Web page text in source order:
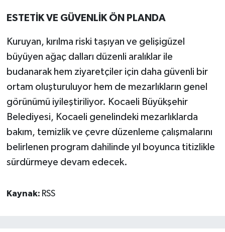
ESTETİK VE GÜVENLİK ÖN PLANDA
Kuruyan, kırılma riski taşıyan ve gelişigüzel
büyüyen ağaç dalları düzenli aralıklar ile
budanarak hem ziyaretçiler için daha güvenli bir
ortam oluşturuluyor hem de mezarlıkların genel
görünümü iyileştiriliyor. Kocaeli Büyükşehir
Belediyesi, Kocaeli genelindeki mezarlıklarda
bakım, temizlik ve çevre düzenleme çalışmalarını
belirlenen program dahilinde yıl boyunca titizlikle
sürdürmeye devam edecek.
Kaynak: RSS